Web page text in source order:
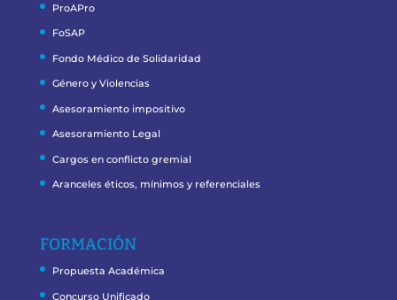
ProAPro
FoSAP
Fondo Médico de Solidaridad
Género y Violencias
Asesoramiento impositivo
Asesoramiento Legal
Cargos en conflicto gremial
Aranceles éticos, mínimos y referenciales
FORMACIÓN
Propuesta Académica
Concurso Unificado